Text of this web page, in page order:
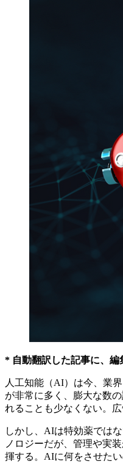
* 自動翻訳した記事に、編
人工知能（AI）は今、業
が非常に多く、膨大な数
れることも少なくない。
しかし、AIは特効薬では
ノロジーだが、管理や実
揮する。AIに何をさせた